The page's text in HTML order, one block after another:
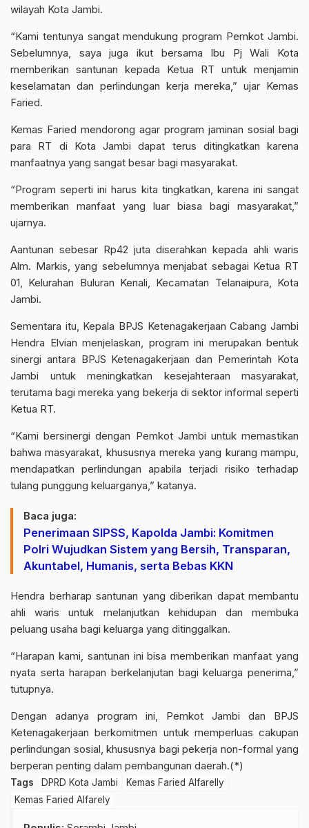
wilayah Kota Jambi.
“Kami tentunya sangat mendukung program Pemkot Jambi.
Sebelumnya, saya juga ikut bersama Ibu Pj Wali Kota
memberikan santunan kepada Ketua RT untuk menjamin
keselamatan dan perlindungan kerja mereka,” ujar Kemas
Faried.
Kemas Faried mendorong agar program jaminan sosial bagi
para RT di Kota Jambi dapat terus ditingkatkan karena
manfaatnya yang sangat besar bagi masyarakat.
“Program seperti ini harus kita tingkatkan, karena ini sangat
memberikan manfaat yang luar biasa bagi masyarakat,”
ujarnya.
Aantunan sebesar Rp42 juta diserahkan kepada ahli waris
Alm. Markis, yang sebelumnya menjabat sebagai Ketua RT
01, Kelurahan Buluran Kenali, Kecamatan Telanaipura, Kota
Jambi.
Sementara itu, Kepala BPJS Ketenagakerjaan Cabang Jambi
Hendra Elvian menjelaskan, program ini merupakan bentuk
sinergi antara BPJS Ketenagakerjaan dan Pemerintah Kota
Jambi untuk meningkatkan kesejahteraan masyarakat,
terutama bagi mereka yang bekerja di sektor informal seperti
Ketua RT.
“Kami bersinergi dengan Pemkot Jambi untuk memastikan
bahwa masyarakat, khususnya mereka yang kurang mampu,
mendapatkan perlindungan apabila terjadi risiko terhadap
tulang punggung keluarganya,” katanya.
Baca juga:
Penerimaan SIPSS, Kapolda Jambi: Komitmen
Polri Wujudkan Sistem yang Bersih, Transparan,
Akuntabel, Humanis, serta Bebas KKN
Hendra berharap santunan yang diberikan dapat membantu
ahli waris untuk melanjutkan kehidupan dan membuka
peluang usaha bagi keluarga yang ditinggalkan.
“Harapan kami, santunan ini bisa memberikan manfaat yang
nyata serta harapan berkelanjutan bagi keluarga penerima,”
tutupnya.
Dengan adanya program ini, Pemkot Jambi dan BPJS
Ketenagakerjaan berkomitmen untuk memperluas cakupan
perlindungan sosial, khususnya bagi pekerja non-formal yang
berperan penting dalam pembangunan daerah.(*)
Tags DPRD Kota Jambi
Kemas Faried Alfarelly
Kemas Faried Alfarely